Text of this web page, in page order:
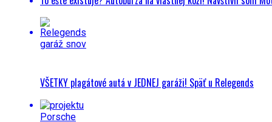
VŠETKY plagátové autá v JEDNEJ garáži! Späť u Relegends